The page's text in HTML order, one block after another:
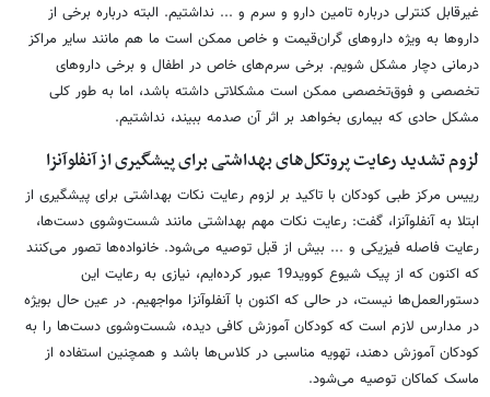
غیرقابل کنترلی درباره تامین دارو و سرم و ... نداشتیم. البته درباره برخی از
داروها به ویژه داروهای گران‌قیمت و خاص ممکن است ما هم مانند سایر مراکز
درمانی دچار مشکل شویم. برخی سرم‌های خاص در اطفال و برخی داروهای
تخصصی و فوق‌تخصصی ممکن است مشکلاتی داشته باشد، اما به طور کلی
مشکل حادی که بیماری بخواهد بر اثر آن صدمه ببیند، نداشتیم.
لزوم تشدید رعایت پروتکل‌های بهداشتی برای پیشگیری از آنفلوآنزا
رییس مرکز طبی کودکان با تاکید بر لزوم رعایت نکات بهداشتی برای پیشگیری از
ابتلا به آنفلوآنزا، گفت: رعایت نکات مهم بهداشتی مانند شست‌وشوی دست‌ها،
رعایت فاصله فیزیکی و ... بیش از قبل توصیه می‌شود. خانواده‌ها تصور می‌کنند
که اکنون که از پیک شیوع کووید19 عبور کرده‌ایم، نیازی به رعایت این
دستورالعمل‌ها نیست، در حالی که اکنون با آنفلوآنزا مواجهیم. در عین حال بویژه
در مدارس لازم است که کودکان آموزش کافی دیده، شست‌وشوی دست‌ها را به
کودکان آموزش دهند، تهویه مناسبی در کلاس‌ها باشد و همچنین استفاده از
ماسک کماکان توصیه می‌شود.